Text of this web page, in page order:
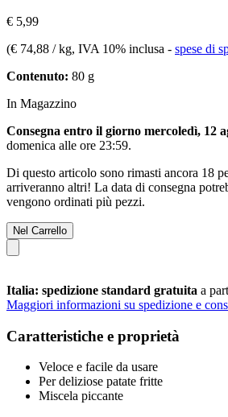
€ 5,99
(€ 74,88 / kg, IVA 10% inclusa - spese di
Contenuto: 80 g
In Magazzino
Consegna entro il giorno mercoledì, 12
domenica alle ore 23:59.
Di questo articolo sono rimasti ancora 18
arriveranno altri! La data di consegna
vengono ordinati più pezzi.
Nel Carrello
Italia: spedizione standard gratuita a
Maggiori informazioni su spedizione e
Caratteristiche e proprietà
Veloce e facile da usare
Per deliziose patate fritte
Miscela piccante